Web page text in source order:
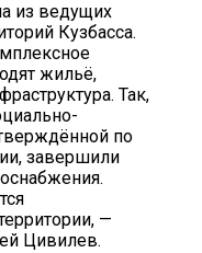
из ведущих
Кузбасса.
жильё,
Так,
по
завершили
—
Цивилев.